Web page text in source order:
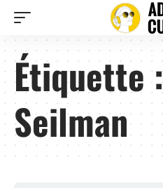
Seilman